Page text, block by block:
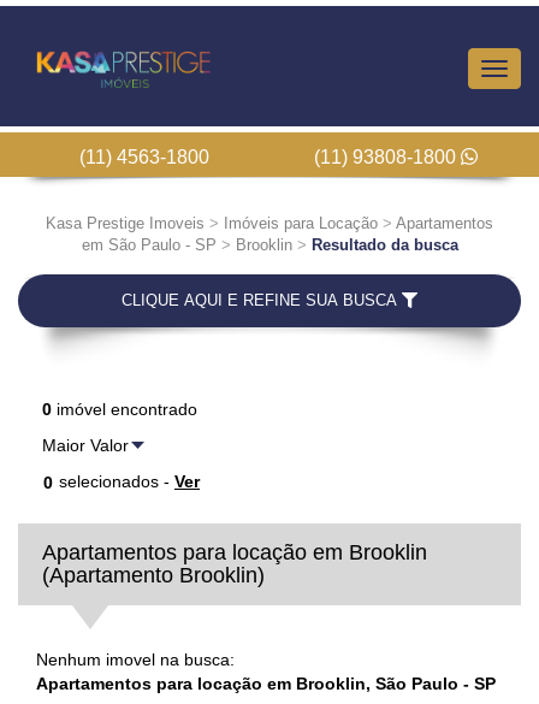
(11) 4563-1800 (11) 93808-1800
Kasa Prestige Imoveis > Imóveis para Locação > Apartamentos
em São Paulo - SP > Brooklin> Resultado da busca
CLIQUE AQUI E REFINE SUA BUSCA
0 imóvel encontrado
0 selecionados - Ver
Apartamentos para locação em Brooklin
(Apartamento Brooklin)
Nenhum imovel na busca:
Apartamentos para locação em Brooklin, São Paulo - SP